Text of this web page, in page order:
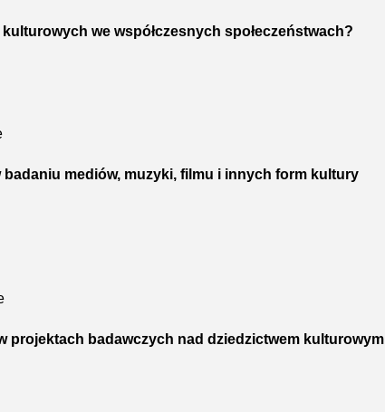
we współczesnych społeczeństwach?
mediów, muzyki, filmu i innych form kultury
projektach badawczych nad dziedzictwem kulturowym